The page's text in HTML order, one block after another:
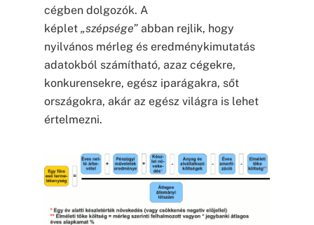
cégben dolgozók. A
képlet „szépsége”abban rejlik, hogy
nyilvános mérleg és eredménykimutatás
adatokból számítható, azaz cégekre,
konkurensekre, egész iparágakra, sőt
országokra, akár az egész világra is lehet
értelmezni.